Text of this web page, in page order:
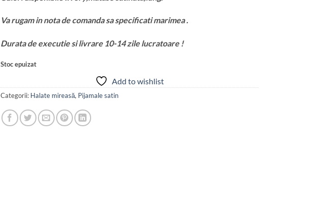
Va rugam in nota de comanda sa specificati marimea .
Durata de executie si livrare 10-14 zile lucratoare !
Stoc epuizat
Add to wishlist
Categorii: Halate mireasă, Pijamale satin